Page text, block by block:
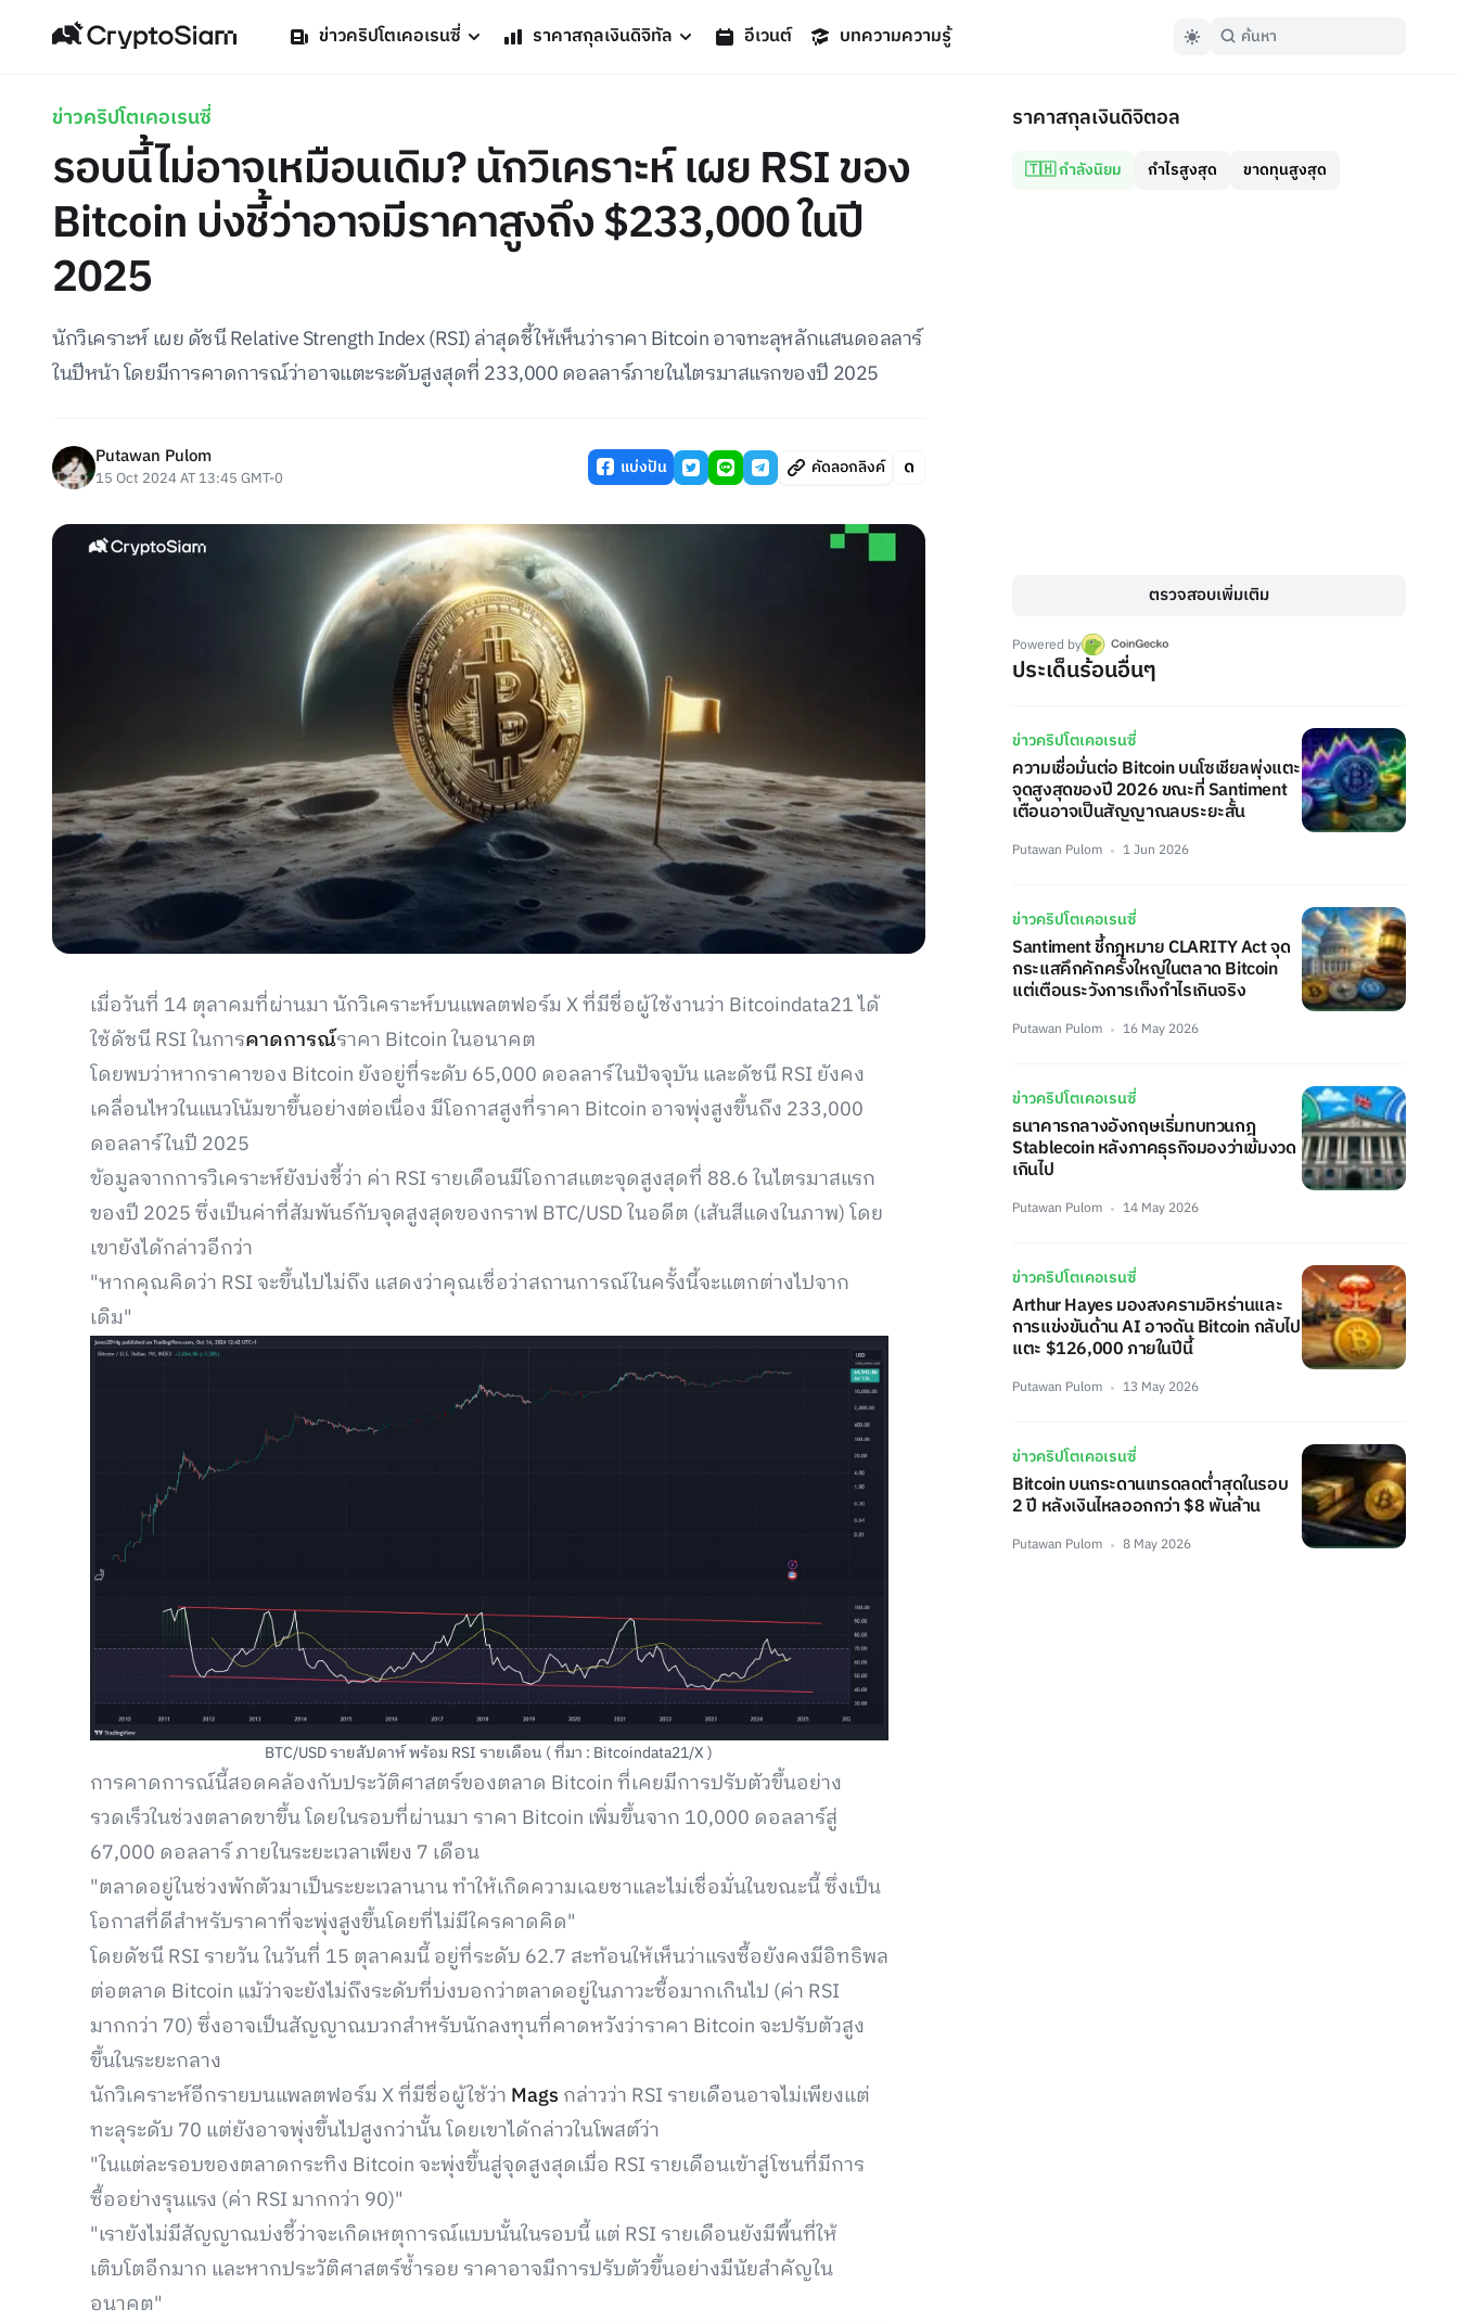
ข่าวคริปโตเคอเรนซี่ ราคาสกุลเงินดิจิทัล อีเวนต์ บทความความรู้
ข่าวคริปโตเคอเรนซี่
รอบนี้ไม่อาจเหมือนเดิม? นักวิเคราะห์ เผย RSI ของ
Bitcoin บ่งชี้ว่าอาจมีราคาสูงถึง $233,000 ในปี
2025
นักวิเคราะห์ เผย ดัชนี Relative Strength Index (RSI) ล่าสุดชี้ให้เห็นว่าราคา Bitcoin อาจทะลุหลักแสนดอลลาร์
ในปีหน้า โดยมีการคาดการณ์ว่าอาจแตะระดับสูงสุดที่ 233,000 ดอลลาร์ภายในไตรมาสแรกของปี 2025
Putawan Pulom
15 Oct 2024 AT 13:45 GMT-0 แบ่งปัน คัดลอกลิงค์
เมื่อวันที่ 14 ตุลาคมที่ผ่านมา นักวิเคราะห์บนแพลตฟอร์ม X ที่มีชื่อผู้ใช้งานว่า Bitcoindata21 ได้
ใช้ดัชนี RSI ในการคาดการณ์ราคา Bitcoin ในอนาคต
โดยพบว่าหากราคาของ Bitcoin ยังอยู่ที่ระดับ 65,000 ดอลลาร์ในปัจจุบัน และดัชนี RSI ยังคง
เคลื่อนไหวในแนวโน้มขาขึ้นอย่างต่อเนื่อง มีโอกาสสูงที่ราคา Bitcoin อาจพุ่งสูงขึ้นถึง 233,000
ดอลลาร์ในปี 2025
ข้อมูลจากการวิเคราะห์ยังบ่งชี้ว่า ค่า RSI รายเดือนมีโอกาสแตะจุดสูงสุดที่ 88.6 ในไตรมาสแรก
ของปี 2025 ซึ่งเป็นค่าที่สัมพันธ์กับจุดสูงสุดของกราฟ BTC/USD ในอดีต (เส้นสีแดงในภาพ) โดย
เขายังได้กล่าวอีกว่า
"หากคุณคิดว่า RSI จะขึ้นไปไม่ถึง แสดงว่าคุณเชื่อว่าสถานการณ์ในครั้งนี้จะแตกต่างไปจาก
เดิม"
BTC/USD รายสัปดาห์ พร้อม RSI รายเดือน ( ที่มา : Bitcoindata21/X )
การคาดการณ์นี้สอดคล้องกับประวัติศาสตร์ของตลาด Bitcoin ที่เคยมีการปรับตัวขึ้นอย่าง
รวดเร็วในช่วงตลาดขาขึ้น โดยในรอบที่ผ่านมา ราคา Bitcoin เพิ่มขึ้นจาก 10,000 ดอลลาร์สู่
67,000 ดอลลาร์ ภายในระยะเวลาเพียง 7 เดือน
"ตลาดอยู่ในช่วงพักตัวมาเป็นระยะเวลานาน ทำให้เกิดความเฉยชาและไม่เชื่อมั่นในขณะนี้ ซึ่งเป็น
โอกาสที่ดีสำหรับราคาที่จะพุ่งสูงขึ้นโดยที่ไม่มีใครคาดคิด"
โดยดัชนี RSI รายวัน ในวันที่ 15 ตุลาคมนี้ อยู่ที่ระดับ 62.7 สะท้อนให้เห็นว่าแรงซื้อยังคงมีอิทธิพล
ต่อตลาด Bitcoin แม้ว่าจะยังไม่ถึงระดับที่บ่งบอกว่าตลาดอยู่ในภาวะซื้อมากเกินไป (ค่า RSI
มากกว่า 70) ซึ่งอาจเป็นสัญญาณบวกสำหรับนักลงทุนที่คาดหวังว่าราคา Bitcoin จะปรับตัวสูง
ขึ้นในระยะกลาง
นักวิเคราะห์อีกรายบนแพลตฟอร์ม X ที่มีชื่อผู้ใช้ว่า Mags กล่าวว่า RSI รายเดือนอาจไม่เพียงแต่
ทะลุระดับ 70 แต่ยังอาจพุ่งขึ้นไปสูงกว่านั้น โดยเขาได้กล่าวในโพสต์ว่า
"ในแต่ละรอบของตลาดกระทิง Bitcoin จะพุ่งขึ้นสู่จุดสูงสุดเมื่อ RSI รายเดือนเข้าสู่โซนที่มีการ
ซื้ออย่างรุนแรง (ค่า RSI มากกว่า 90)"
"เรายังไม่มีสัญญาณบ่งชี้ว่าจะเกิดเหตุการณ์แบบนั้นในรอบนี้ แต่ RSI รายเดือนยังมีพื้นที่ให้
เติบโตอีกมาก และหากประวัติศาสตร์ซ้ำรอย ราคาอาจมีการปรับตัวขึ้นอย่างมีนัยสำคัญใน
อนาคต"
ราคาสกุลเงินดิจิตอล
🇹🇭 กำลังนิยม กำไรสูงสุด ขาดทุนสูงสุด
ตรวจสอบเพิ่มเติม
Powered by
ประเด็นร้อนอื่นๆ
ข่าวคริปโตเคอเรนซี่
ความเชื่อมั่นต่อ Bitcoin บนโซเชียลพุ่งแตะ
จุดสูงสุดของปี 2026 ขณะที่ Santiment
เตือนอาจเป็นสัญญาณลบระยะสั้น
Putawan Pulom 1 Jun 2026
ข่าวคริปโตเคอเรนซี่
Santiment ชี้กฎหมาย CLARITY Act จุด
กระแสคึกคักครั้งใหญ่ในตลาด Bitcoin
แต่เตือนระวังการเก็งกำไรเกินจริง
Putawan Pulom 16 May 2026
ข่าวคริปโตเคอเรนซี่
ธนาคารกลางอังกฤษเริ่มทบทวนกฎ
Stablecoin หลังภาคธุรกิจมองว่าเข้มงวด
เกินไป
Putawan Pulom 14 May 2026
ข่าวคริปโตเคอเรนซี่
Arthur Hayes มองสงครามอิหร่านและ
การแข่งขันด้าน AI อาจดัน Bitcoin กลับไป
แตะ $126,000 ภายในปีนี้
Putawan Pulom 13 May 2026
ข่าวคริปโตเคอเรนซี่
Bitcoin บนกระดานเทรดลดต่ำสุดในรอบ
2 ปี หลังเงินไหลออกกว่า $8 พันล้าน
Putawan Pulom 8 May 2026